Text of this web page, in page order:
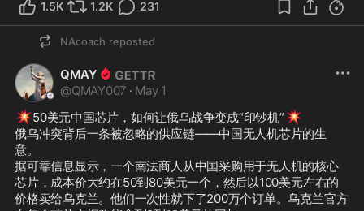
1.5K 1.2K 231
NAcoach reposted
QMAY
@QMAY007 · May 1
💥50美元中国芯片，如何让俄乌战争变成“印钞机”💥
俄乌冲突背后一条被忽略的供应链——中国无人机芯片的生
意。
据可靠信息显示，一个南法商人从中国采购用于无人机的核心
芯片，成本价大约在50到80美元一个，然后以100美元左右的
价格卖给乌克兰。他们一次性就下了200万个订单。乌克兰官方